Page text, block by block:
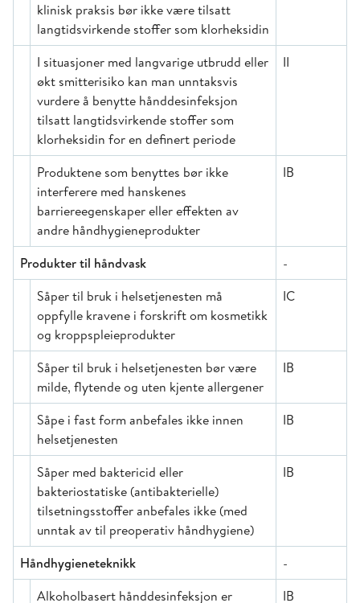
klinisk praksis bør ikke være tilsatt
langtidsvirkende stoffer som klorheksidin
I situasjoner med langvarige utbrudd eller
økt smitterisiko kan man unntaksvis
vurdere å benytte hånddesinfeksjon
tilsatt langtidsvirkende stoffer som
klorheksidin for en definert periode
II
Produktene som benyttes bør ikke
interferere med hanskenes
barriereegenskaper eller effekten av
andre håndhygieneprodukter
IB
Produkter til håndvask
-
Såper til bruk i helsetjenesten må
oppfylle kravene i forskrift om kosmetikk
og kroppspleieprodukter
IC
Såper til bruk i helsetjenesten bør være
milde, flytende og uten kjente allergener
IB
Såpe i fast form anbefales ikke innen
helsetjenesten
IB
Såper med baktericid eller
bakteriostatiske (antibakterielle)
tilsetningsstoffer anbefales ikke (med
unntak av til preoperativ håndhygiene)
IB
Håndhygieneteknikk
-
Alkoholbasert hånddesinfeksjon er
IB